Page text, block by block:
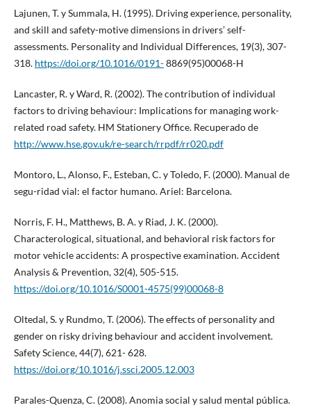
Lajunen, T. y Summala, H. (1995). Driving experience, personality,
and skill and safety-motive dimensions in drivers’ self-
assessments. Personality and Individual Differences, 19(3), 307-
318. https://doi.org/10.1016/0191-8869(95)00068-H
Lancaster, R. y Ward, R. (2002). The contribution of individual
factors to driving behaviour: Implications for managing work-
related road safety. HM Stationery Office. Recuperado de
http://www.hse.gov.uk/re-search/rrpdf/rr020.pdf
Montoro, L., Alonso, F., Esteban, C. y Toledo, F. (2000). Manual de
segu-ridad vial: el factor humano. Ariel: Barcelona.
Norris, F. H., Matthews, B. A. y Riad, J. K. (2000).
Characterological, situational, and behavioral risk factors for
motor vehicle accidents: A prospective examination. Accident
Analysis & Prevention, 32(4), 505-515.
https://doi.org/10.1016/S0001-4575(99)00068-8
Oltedal, S. y Rundmo, T. (2006). The effects of personality and
gender on risky driving behaviour and accident involvement.
Safety Science, 44(7), 621- 628.
https://doi.org/10.1016/j.ssci.2005.12.003
Parales-Quenza, C. (2008). Anomia social y salud mental pública.